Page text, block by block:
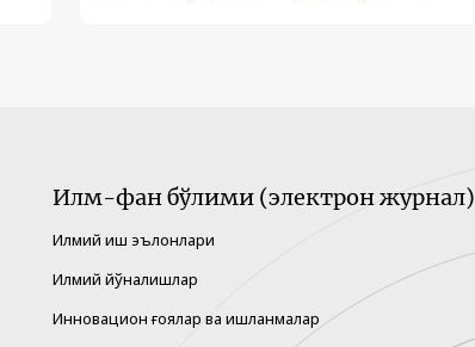
Илм-фан бўлими (электрон журнал)
Илмий иш эълонлари
Илмий йўналишлар
Инновацион ғоялар ва ишланмалар